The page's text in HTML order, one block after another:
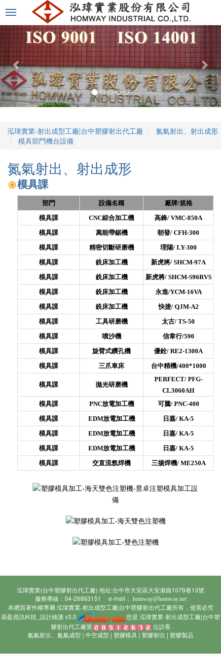
選
單
切
換
泓瑋實業-射出成型工廠|台中塑膠射出代工廠
氮氣射出、射出成形
模具部門機台設備
氮氣射出、射出成形
模具課
部門 設備名稱
廠牌/規格
模具課
CNC綜合加工機 高鋒/ VMC-850A
模具課
萬能帶鋸機 朝發/ CFH-300
模具課
精密切斷研磨機 理陽/ LY-300
模具課
銑床加工機 新虎將/ SHCM-97A
模具課
銑床加工機 新虎將/ SHCM-S96RVS
模具課
銑床加工機
永進/YCM-16VA
模具課
銑床加工機 快捷/ QJM-A2
模具課
工具研磨機 太古/ TS-50
模具課
噴沙機
信韋行/590
模具課
旋臂式鑽孔機 優銓/ RE2-1300A
模具課
三爪車床 台中精機/400*1000
模具課 拋光研磨機
PERFECT/ PFG-
CL3060AH
模具課
PNC放電加工機 可騰/ PNC-400
模具課
EDM放電加工機 日嘉/ KA-5
模具課
EDM放電加工機 日嘉/ KA-5
模具課
EDM放電加工機 日嘉/ KA-5
模具課
交直流氬焊機 三揚焊機/ ME250A
泓瑋實業(台中塑膠射出代工廠) 地址:台中市大安區大安港路1079巷13號
服務專線：04-26863151 e-mail： homway@homway.net
本網頁著作權專屬泓瑋實業-射出成型工廠|台中塑膠射出代工廠所有，侵害必究
鼎盈資訊科技_設計維護 v3.0
您是 泓瑋實業-射出成型工廠|台中塑
膠射出代工廠第
位訪客
氮氣射出、氮氣成型 | 中空成型 | 塑膠模具 | 塑膠射出 | 塑膠製品